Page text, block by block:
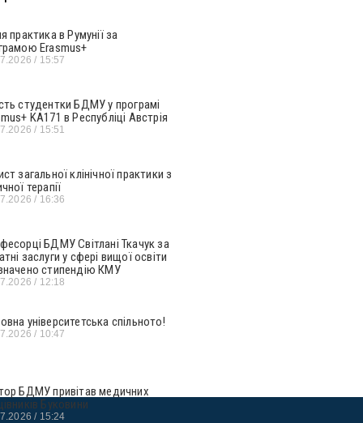
практика в Румунії за
Erasmus+
15:57
студентки БДМУ у програмі
KA171 в Республіці Австрія
15:51
загальної клінічної практики з
терапії
16:36
БДМУ Світлані Ткачук за
заслуги у сфері вищої освіти
стипендію КМУ
12:18
університетська спільното!
10:47
БДМУ привітав медичних
Буковини
15:24